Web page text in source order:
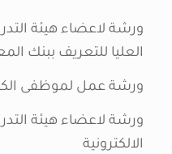
ورشة لاعضاء هيئة
العليا للتعريف ببنك
ورشة عمل لموظفى
ورشة لاعضاء هيئة
الالكترونية